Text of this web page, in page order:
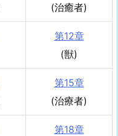
(治癒者)
第12章
(獣)
第15章
(治療者)
第18章